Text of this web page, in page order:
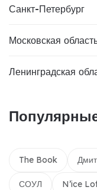
Санкт-Петербург
Московская
Ленинградская
The Book
СОУЛ N’ice